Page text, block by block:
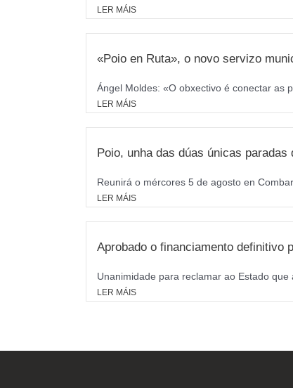
LER MÁIS
«Poio en Ruta», o novo servizo
Ángel Moldes: «O obxectivo é conectar as
LER MÁIS
Poio, unha das dúas únicas
Reunirá o mércores 5 de agosto en
LER MÁIS
Aprobado o financiamento definitivo
Unanimidade para reclamar ao Estado que
LER MÁIS